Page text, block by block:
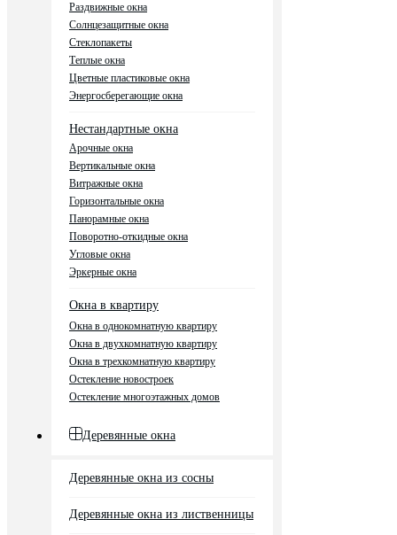
Раздвижные окна
Солнцезащитные окна
Стеклопакеты
Теплые окна
Цветные пластиковые окна
Энергосберегающие окна
Нестандартные окна
Арочные окна
Вертикальные окна
Витражные окна
Горизонтальные окна
Панорамные окна
Поворотно-откидные окна
Угловые окна
Эркерные окна
Окна в квартиру
Окна в однокомнатную квартиру
Окна в двухкомнатную квартиру
Окна в трехкомнатную квартиру
Остекление новостроек
Остекление многоэтажных домов
Деревянные окна
Деревянные окна из сосны
Деревянные окна из лиственницы